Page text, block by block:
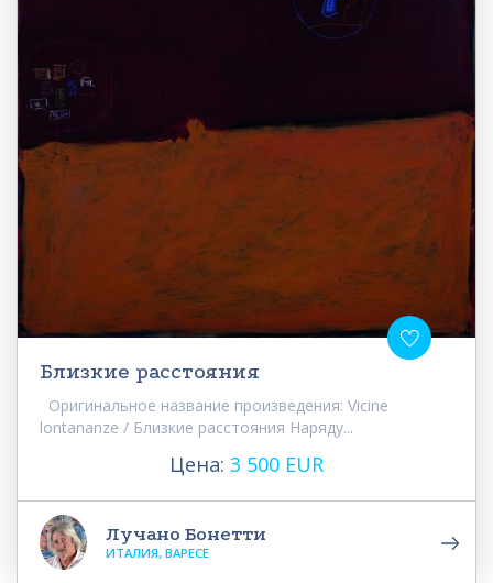
Близкие расстояния
Оригинальное название произведения: Vicine
lontananze / Близкие расстояния Наряду...
Цена: 3 500 EUR
Лучано Бонетти
ИТАЛИЯ, ВАРЕСЕ